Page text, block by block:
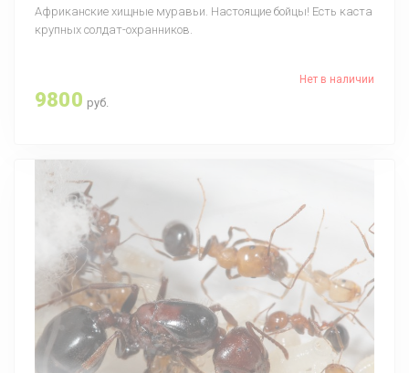
Африканские хищные муравьи. Настоящие бойцы! Есть каста
крупных солдат-охранников.
9800 руб.
Нет в наличии